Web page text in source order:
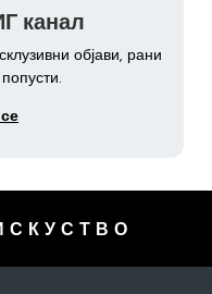
канал
објави, рани